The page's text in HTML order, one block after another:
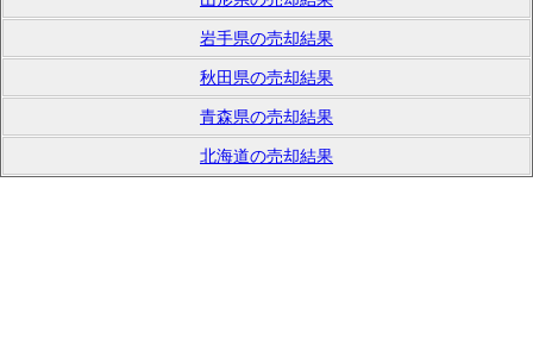
岩手県の売却結果
秋田県の売却結果
青森県の売却結果
北海道の売却結果